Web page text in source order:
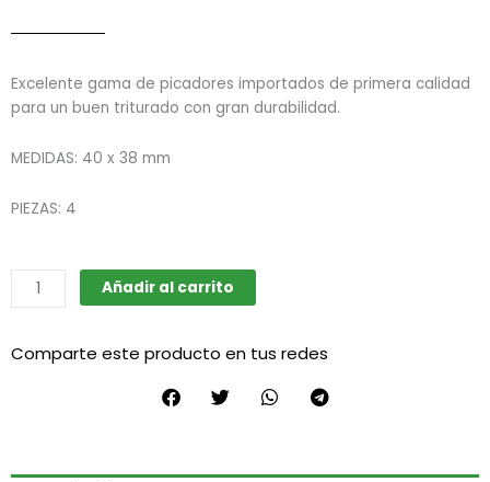
Excelente gama de picadores importados de primera calidad
para un buen triturado con gran durabilidad.
MEDIDAS: 40 x 38 mm
PIEZAS: 4
Picador
Grinder
E24
Añadir al carrito
Comparte este producto en tus redes